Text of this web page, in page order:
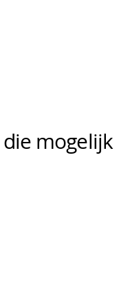
mogelijk